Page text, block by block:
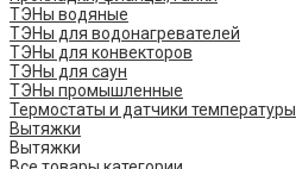
ТЭНы водяные
ТЭНы для водонагревателей
ТЭНы для конвекторов
ТЭНы для саун
ТЭНы промышленные
Термостаты и датчики температуры
Вытяжки
Вытяжки